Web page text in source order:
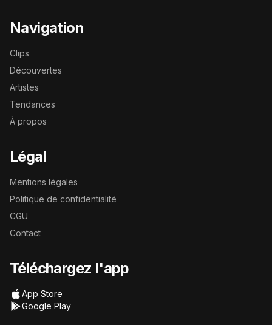
Navigation
Clips
Découvertes
Artistes
Tendances
À propos
Légal
Mentions légales
Politique de confidentialité
CGU
Contact
Téléchargez l'app
App Store
Google Play